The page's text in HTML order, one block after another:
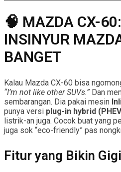
🧠 MAZDA CX-
INSINYUR
BANGET
Kalau Mazda CX-60 bisa
“I’m not like other SUVs.” Dan
sembarangan. Dia pakai mesin
punya versi plug-in hybrid
listrik-an juga. Cocok buat yang
juga sok “eco-friendly” pas
Fitur yang Bikin